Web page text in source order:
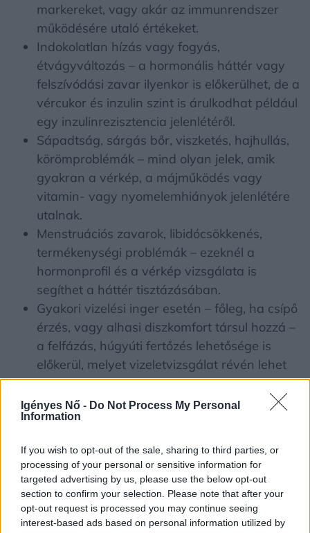
Igényes Nő - Do Not Process My Personal
Information
If you wish to opt-out of the sale, sharing to third parties, or
processing of your personal or sensitive information for
targeted advertising by us, please use the below opt-out
section to confirm your selection. Please note that after your
opt-out request is processed you may continue seeing
interest-based ads based on personal information utilized by
markereket, vagy akár az immunrendszer
működésére utaló értékeket.
Indokolatlan hízás vagy fogyás,
étvágyváltozás – a hormonális háttér vagy
felszívódási zavar ilyenkor is előkerülhet, de a
vércukor és inzulin szint is árulkodhat például
egy inzulinrezisztencia jelenlétéről.
Sápadtság, sárgás bőr, viszketés, hajhullás,
körömproblémák – mind olyan jelek, amik
gyakran a vérkép, a májműködés vagy
vitamin- vagy nyomelemhiányok jelenlétére
utalnak.
Menstruációs zavarok, libidócsökkenés,
termékenységi problémák – ezeknél a
hormonprofil és a vérkép vizsgálata is
segíthet a háttér tisztázásában.
Gyakori vizelési inger esetén – főleg, ha csípő
érzés, vagy alhasi diszkomfort társul hozzá –
a felfázás, húgyúti fertőzés lehetősége is
előkerül, melyet vizeletvizsgálat révén lehet
tisztázni.
Sokszor nem egy tünet jelentkezik, hanem több,
egymással látszólag össze nem függő panasz. A
beteg fáradt, de nem beteg, levert, de nem
depressziós, hízik, de nem eszik többet – és
ilyenkor hajlamosak vagyunk a stresszre vagy „az